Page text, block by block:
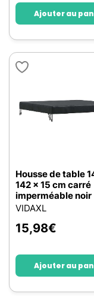
Ajouter au
Housse de table
142 x 15 cm carré
imperméable noir
VIDAXL
15,98€
Ajouter au